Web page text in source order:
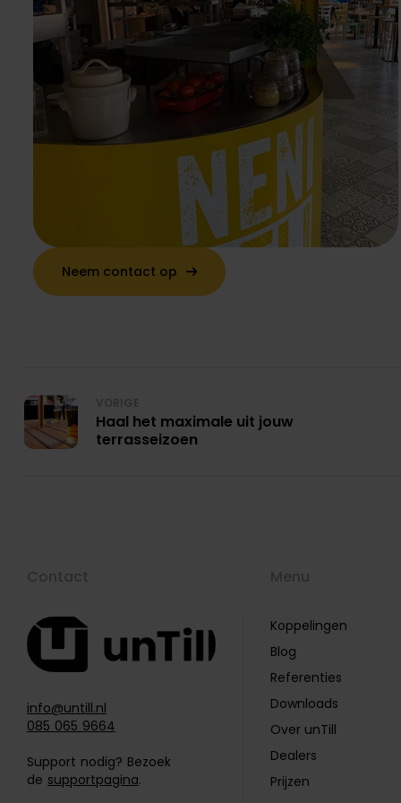
Neem contact op
Haal het maximale uit jouw
terrasseizoen
info@untill.nl
085 065 9664
Support nodig? Bezoek
de supportpagina.
Koppelingen
Blog
Referenties
Downloads
Over unTill
Dealers
Prijzen